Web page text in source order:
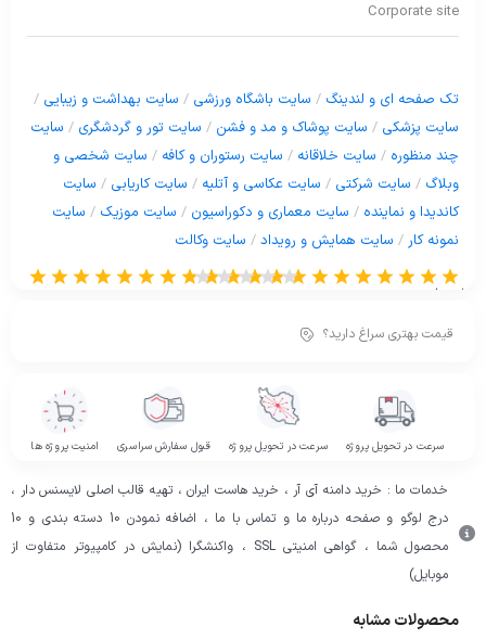
Corporate site
تک صفحه ای و لندینگ / سایت باشگاه ورزشی / سایت بهداشت و زیبایی /
سایت پزشکی / سایت پوشاک و مد و فشن / سایت تور و گردشگری / سایت
چند منظوره / سایت خلاقانه / سایت رستوران و کافه / سایت شخصی و
وبلاگ / سایت شرکتی / سایت عکاسی و آتلیه / سایت کاریابی / سایت
کاندیدا و نماینده / سایت معماری و دکوراسیون / سایت موزیک / سایت
نمونه کار / سایت همایش و رویداد / سایت وکالت
از 0 رای
قیمت بهتری سراغ دارید؟
سرعت در تحویل پروژه سرعت در تحویل پروژه قبول سفارش سراسری امنیت پروژه ها
خدمات ما : خرید دامنه آی آر ، خرید هاست ایران ، تهیه قالب اصلی لایسنس دار ،
درج لوگو و صفحه درباره ما و تماس با ما ، اضافه نمودن 10 دسته بندی و 10
محصول شما ، گواهی امنیتی SSL ، واکنشگرا (نمایش در کامپیوتر متفاوت از
موبایل)
محصولات مشابه